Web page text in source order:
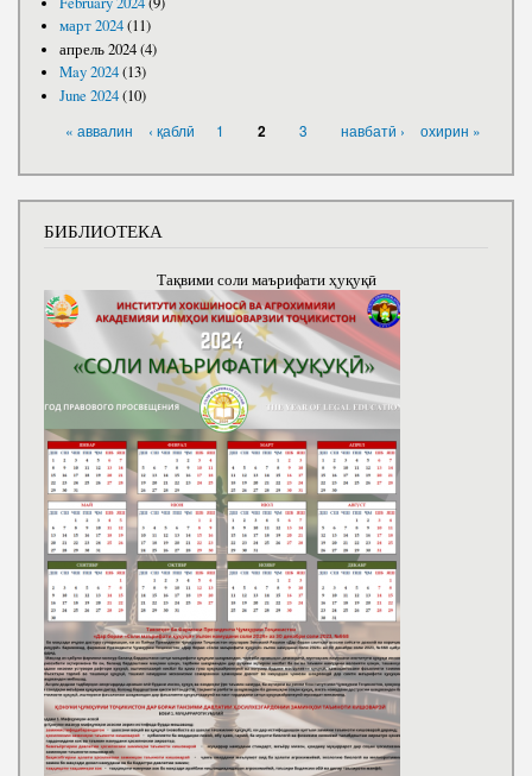
март 2024(11)
апрель 2024(4)
May 2024(13)
June 2024(10)
« аввалин ‹ қаблӣ 1 2 3 навбатӣ › охирин »
БИБЛИОТЕКА
Тақвими соли маърифати ҳуқуқӣ